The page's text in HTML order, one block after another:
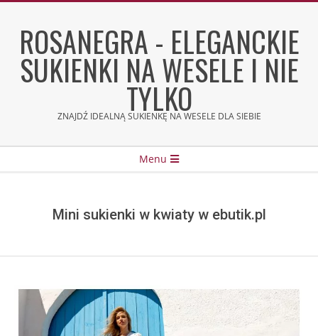
contentROSANEGRA - ELEGANCKIE
SUKIENKI NA WESELE I NIE
TYLKO
ZNAJDŹ IDEALNĄ SUKIENKĘ NA WESELE DLA SIEBIE
Menu
Mini sukienki w kwiaty w ebutik.pl